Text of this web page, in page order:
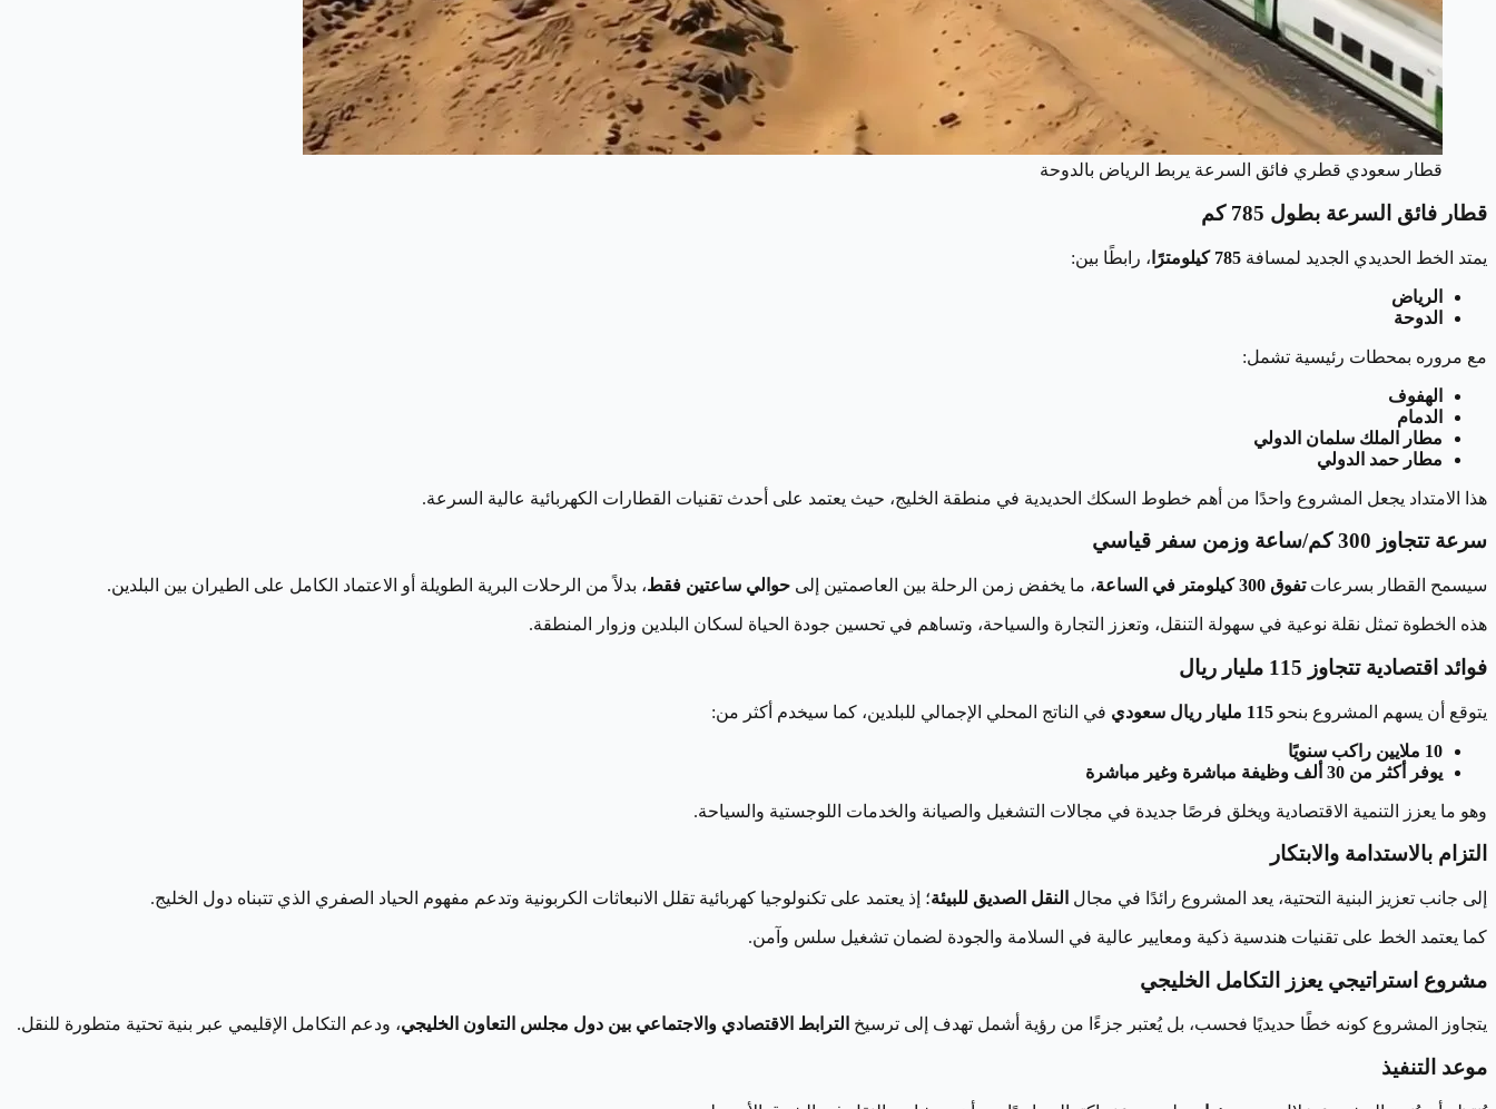
قطار سعودي قطري فائق السرعة يربط الرياض بالدوحة
قطار فائق السرعة بطول 785 كم
يمتد الخط الحديدي الجديد لمسافة 785 كيلومترًا ، رابطًا بين:
الرياض
الدوحة
مع مروره بمحطات رئيسية تشمل:
الهفوف
الدمام
مطار الملك سلمان الدولي
مطار حمد الدولي
هذا الامتداد يجعل المشروع واحدًا من أهم خطوط السكك الحديدية في منطقة الخليج، حيث يعتمد على أحدث تقنيات القطارات الكهربائية عالية السرعة.
سرعة تتجاوز 300 كم/ساعة وزمن سفر قياسي
سيسمح القطار بسرعاتتفوق 300 كيلومتر في الساعة ، ما يخفض زمن الرحلة بين العاصمتين إلى حوالي ساعتين فقط، بدلاً من الرحلات البرية الطويلة أو الاعتماد الكامل على الطيران بين البلدين.
هذه الخطوة تمثل نقلة نوعية في سهولة التنقل، وتعزز التجارة والسياحة، وتساهم في تحسين جودة الحياة لسكان البلدين وزوار المنطقة.
فوائد اقتصادية تتجاوز 115 مليار ريال
يتوقع أن يسهم المشروع بنحو 115 مليار ريال سعودي في الناتج المحلي الإجمالي للبلدين، كما سيخدم أكثر من:
10 ملايين راكب سنويًا
يوفر أكثر من 30 ألف وظيفة مباشرة وغير مباشرة
وهو ما يعزز التنمية الاقتصادية ويخلق فرصًا جديدة في مجالات التشغيل والصيانة والخدمات اللوجستية والسياحة.
التزام بالاستدامة والابتكار
إلى جانب تعزيز البنية التحتية، يعد المشروع رائدًا في مجال النقل الصديق للبيئة؛ إذ يعتمد على تكنولوجيا كهربائية تقلل الانبعاثات الكربونية وتدعم مفهوم الحياد الصفري الذي تتبناه دول الخليج.
كما يعتمد الخط على تقنيات هندسية ذكية ومعايير عالية في السلامة والجودة لضمان تشغيل سلس وآمن.
مشروع استراتيجي يعزز التكامل الخليجي
يتجاوز المشروع كونه خطًا حديديًا فحسب، بل يُعتبر جزءًا من رؤية أشمل تهدف إلى ترسيخ الترابط الاقتصادي والاجتماعي بين دول مجلس التعاون الخليجي، ودعم التكامل الإقليمي عبر بنية تحتية متطورة للنقل.
موعد التنفيذ